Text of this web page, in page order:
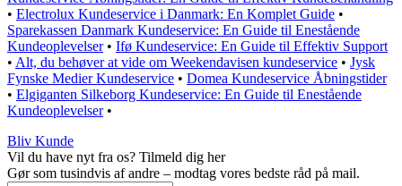
• Electrolux Kundeservice i Danmark: En Komplet Guide •
Sparekassen Danmark Kundeservice: En Guide til Enestående
Kundeoplevelser• Ifø Kundeservice: En Guide til Effektiv Support
• Alt, du behøver at vide om Weekendavisen kundeservice • Jysk
Fynske Medier Kundeservice • Domea Kundeservice Åbningstider
• Elgiganten Silkeborg Kundeservice: En Guide til Enestående
Kundeoplevelser•
Bliv Kunde
Vil du have nyt fra os? Tilmeld dig her
Gør som tusindvis af andre – modtag vores bedste råd på mail.